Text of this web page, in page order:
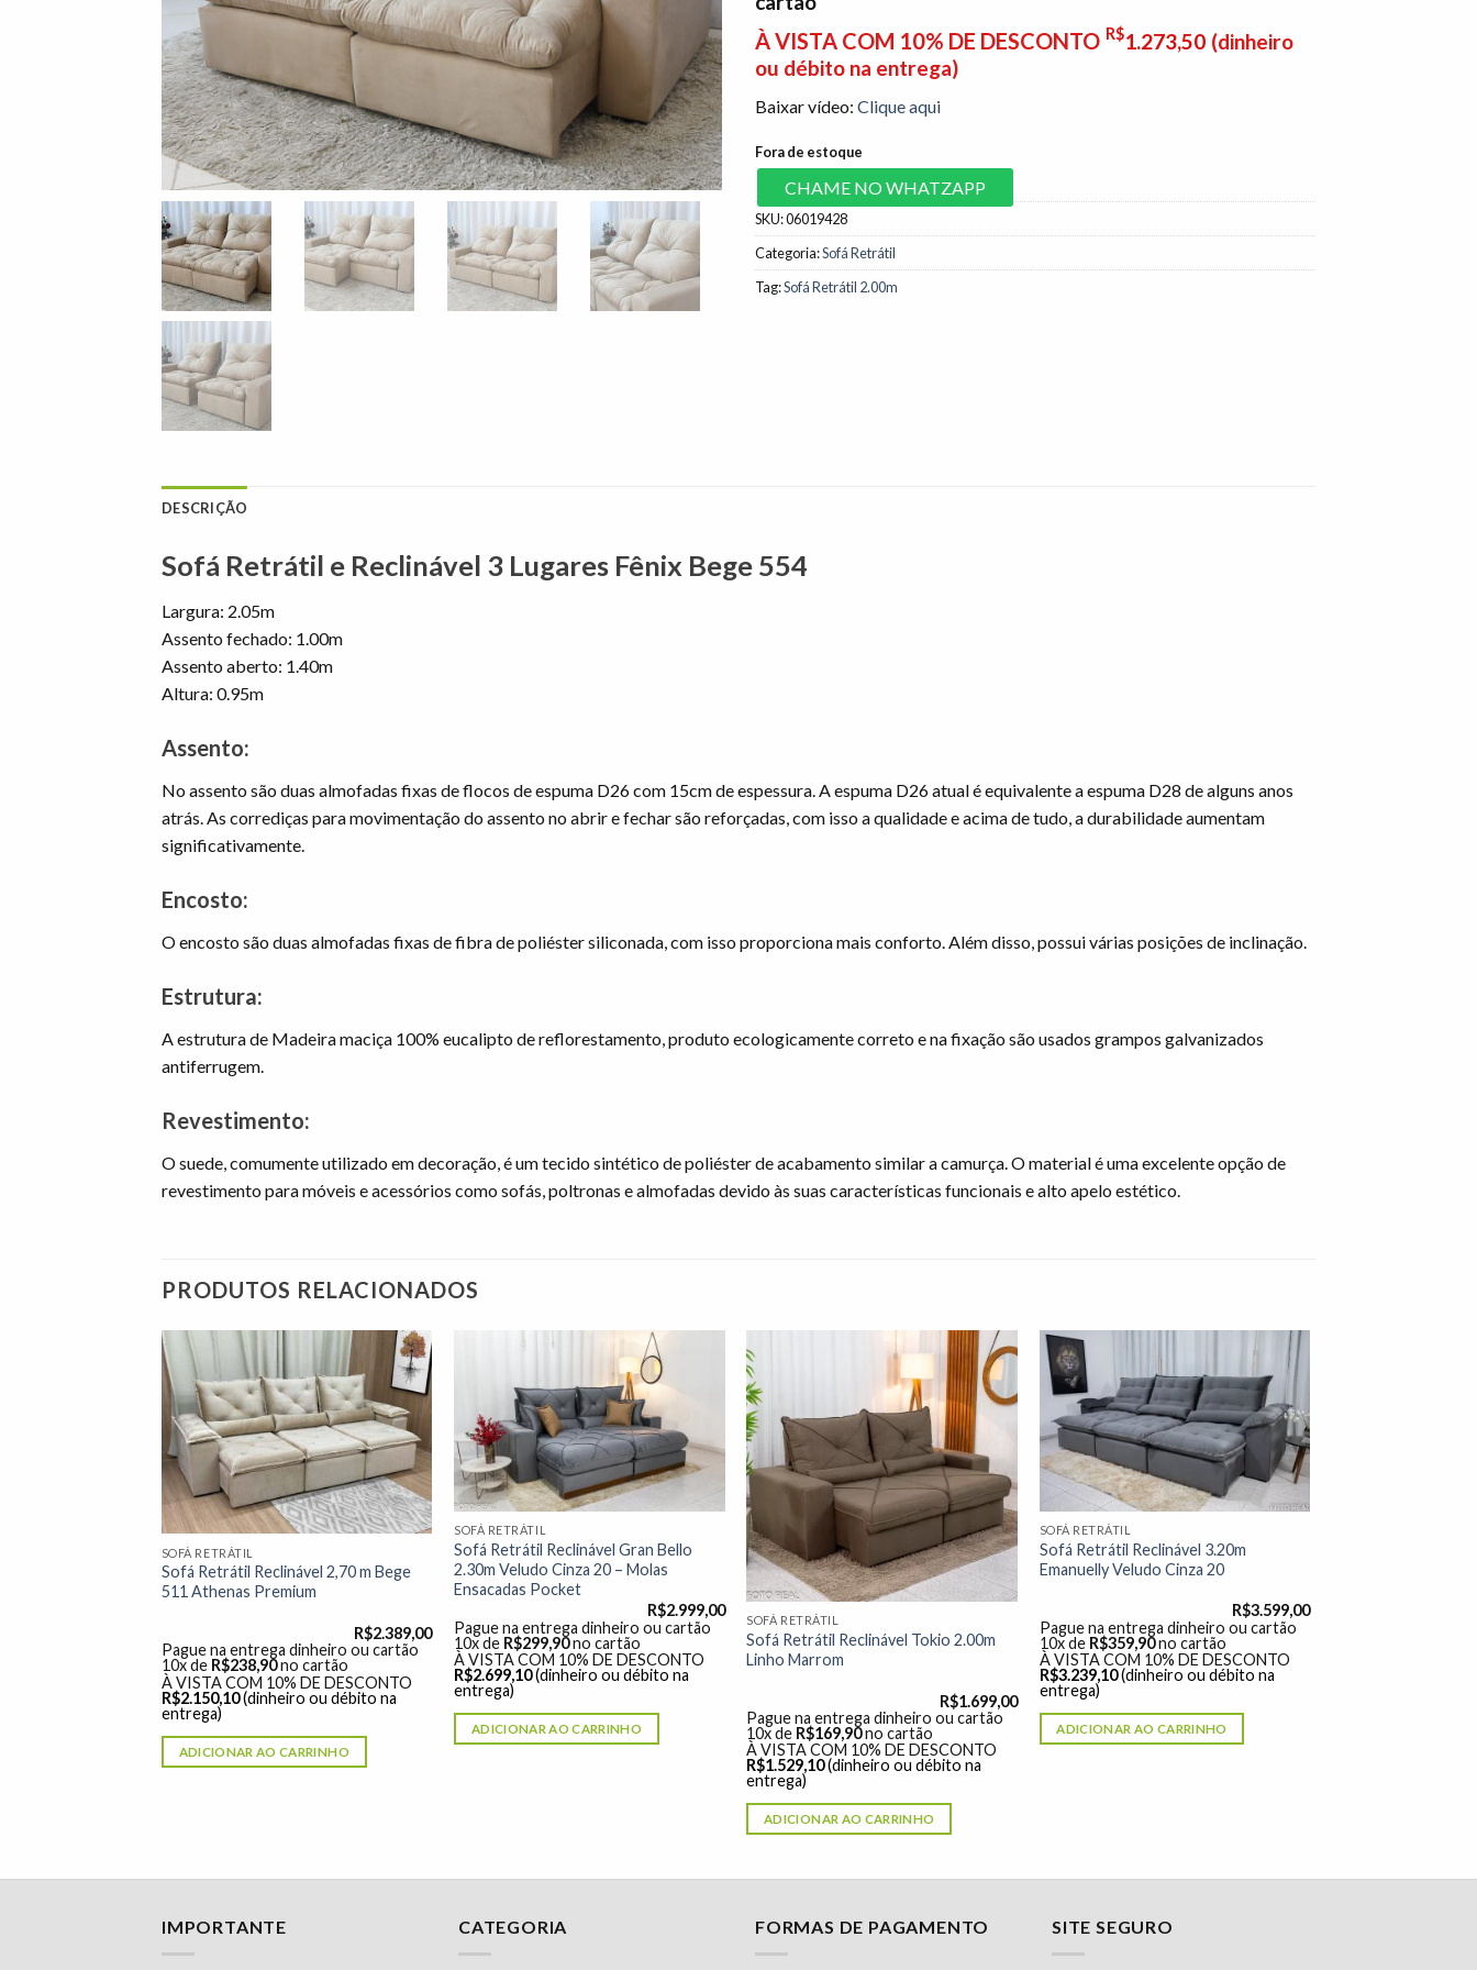
À VISTA COM 10% DE DESCONTO R$1.273,50 (dinheiro
ou débito na entrega)
Baixar vídeo: Clique aqui
Fora de estoque
CHAME NO WHATZAPP
SKU:06019428
Categoria:Sofá Retrátil
Tag:Sofá Retrátil 2.00m
DESCRIÇÃO
Sofá Retrátil e Reclinável 3 Lugares Fênix Bege 554
Largura: 2.05m
Assento fechado: 1.00m
Assento aberto: 1.40m
Altura: 0.95m
Assento:
No assento são duas almofadas fixas de flocos de espuma D26 com 15cm de espessura. A espuma D26 atual é equivalente a espuma D28 de alguns anos
atrás. As corrediças para movimentação do assento no abrir e fechar são reforçadas, com isso a qualidade e acima de tudo, a durabilidade aumentam
significativamente.
Encosto:
O encosto são duas almofadas fixas de fibra de poliéster siliconada, com isso proporciona mais conforto. Além disso, possui várias posições de inclinação.
Estrutura:
A estrutura de Madeira maciça 100% eucalipto de reflorestamento, produto ecologicamente correto e na fixação são usados grampos galvanizados
antiferrugem.
Revestimento:
O suede, comumente utilizado em decoração, é um tecido sintético de poliéster de acabamento similar a camurça. O material é uma excelente opção de
revestimento para móveis e acessórios como sofás, poltronas e almofadas devido às suas características funcionais e alto apelo estético.
PRODUTOS RELACIONADOS
Adicionar
à lista de
desejos"
SOFÁ RETRÁTIL
Sofá Retrátil Reclinável 2,70 m Bege
511 Athenas Premium
R$2.389,00
Pague na entrega dinheiro ou cartão
10x de R$238,90no cartão
À VISTA COM 10% DE DESCONTO
R$2.150,10(dinheiro ou débito na
entrega)
ADICIONAR AO CARRINHO
Adicionar
à lista de
desejos"
SOFÁ RETRÁTIL
Sofá Retrátil Reclinável Gran Bello
2.30m Veludo Cinza 20 – Molas
Ensacadas Pocket
R$2.999,00
Pague na entrega dinheiro ou cartão
10x de R$299,90no cartão
À VISTA COM 10% DE DESCONTO
R$2.699,10(dinheiro ou débito na
entrega)
ADICIONAR AO CARRINHO
Adicionar
à lista de
desejos"
SOFÁ RETRÁTIL
Sofá Retrátil Reclinável Tokio 2.00m
Linho Marrom
R$1.699,00
Pague na entrega dinheiro ou cartão
10x de R$169,90no cartão
À VISTA COM 10% DE DESCONTO
R$1.529,10(dinheiro ou débito na
entrega)
ADICIONAR AO CARRINHO
Adicionar
à lista de
desejos"
SOFÁ RETRÁTIL
Sofá Retrátil Reclinável 3.20m
Emanuelly Veludo Cinza 20
R$3.599,00
Pague na entrega dinheiro ou cartão
10x de R$359,90 no cartão
À VISTA COM 10% DE DESCONTO
R$3.239,10 (dinheiro ou débito na
entrega)
ADICIONAR AO CARRINHO
IMPORTANTE CATEGORIA FORMAS DE PAGAMENTO SITE SEGURO
para responder às suas perguntas. Pergunte-